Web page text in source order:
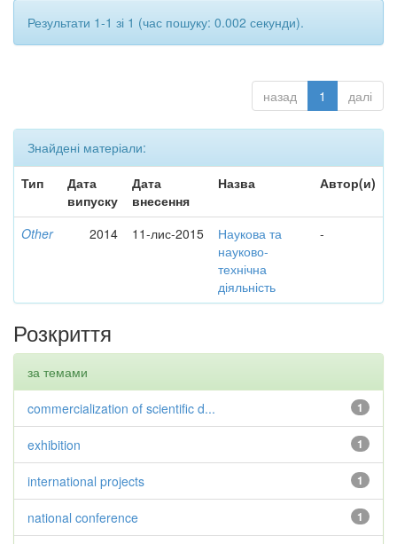
Результати 1-1 зі 1 (час пошуку: 0.002 секунди).
назад 1 далі
Знайдені матеріали:
Тип
Дата
випуску
Дата
внесення
Назва Автор(и)
Other 2014 11-лис-2015
Наукова та
науково-
технічна
діяльність
-
Розкриття
за темами
1
commercialization of scientific d...
1
exhibition
1
international projects
1
national conference